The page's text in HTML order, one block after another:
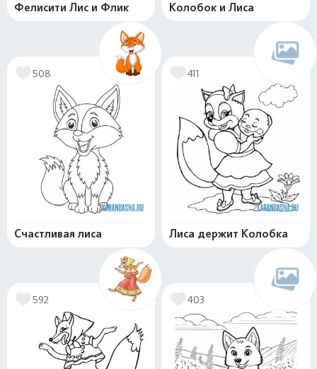
Фелисити Лис и Флик Колобок и Лиса
508
Счастливая лиса
411
Лиса держит Колобка
592 403